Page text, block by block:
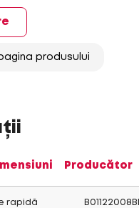
produsului
Producător
rapidă